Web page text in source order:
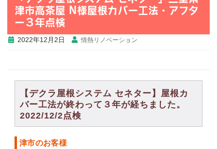
津市高茶屋 N様屋根カバー工法・アフタ
ー３年点検
2022年12月2日 情熱リノベーション
【デクラ屋根システム セネター】屋根カ
バー工法が終わって３年が経ちました。
2022/12/2点検
津市のお客様